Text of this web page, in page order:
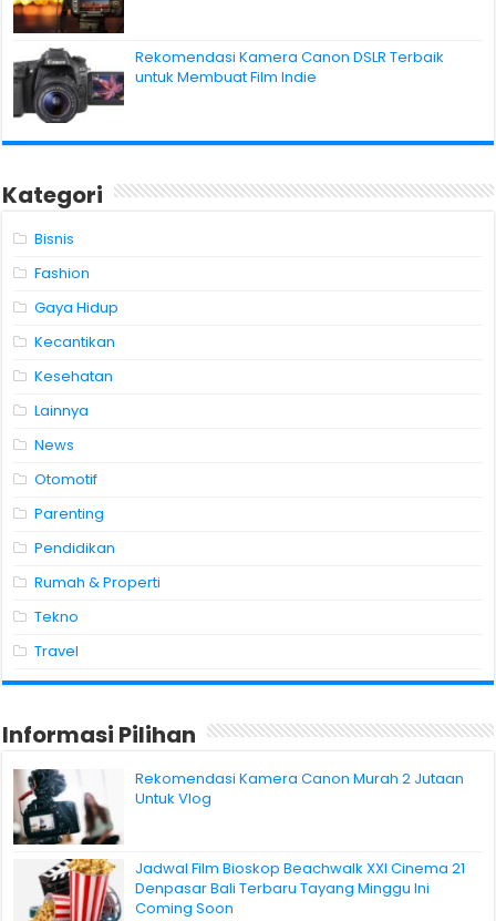
Rekomendasi Kamera Canon DSLR Terbaik
untuk Membuat Film Indie
Kategori
Bisnis
Fashion
Gaya Hidup
Kecantikan
Kesehatan
Lainnya
News
Otomotif
Parenting
Pendidikan
Rumah & Properti
Tekno
Travel
Informasi Pilihan
Rekomendasi Kamera Canon Murah 2 Jutaan
Untuk Vlog
Jadwal Film Bioskop Beachwalk XXI Cinema 21
Denpasar Bali Terbaru Tayang Minggu Ini
Coming Soon